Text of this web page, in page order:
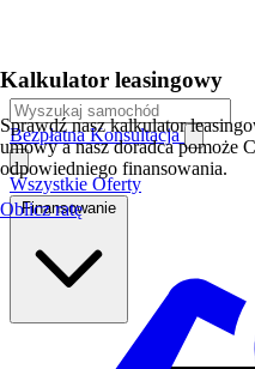
Bezpłatna Konsultacja
Wszystkie Oferty
Finansowanie
Kalkulator leasingowy
Sprawdź nasz kalkulator
umowy a nasz doradca pomoże
odpowiedniego finansowania.
Oblicz ratę